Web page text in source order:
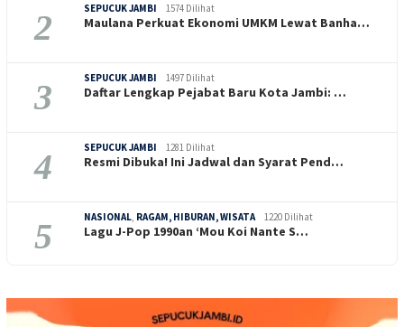
2 SEPUCUK JAMBI 1574 Dilihat
Maulana Perkuat Ekonomi UMKM Lewat Banha…
3 SEPUCUK JAMBI 1497 Dilihat
Daftar Lengkap Pejabat Baru Kota Jambi: …
4 SEPUCUK JAMBI 1281 Dilihat
Resmi Dibuka! Ini Jadwal dan Syarat Pend…
5 NASIONAL RAGAM, HIBURAN, WISATA 1220 Dilihat
Lagu J-Pop 1990an ‘Mou Koi Nante S…